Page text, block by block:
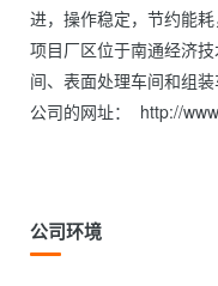
进，操作稳定，节约能耗
项目厂区位于南通经济
间、表面处理车间和组
公司的网址：  http://
公司环境